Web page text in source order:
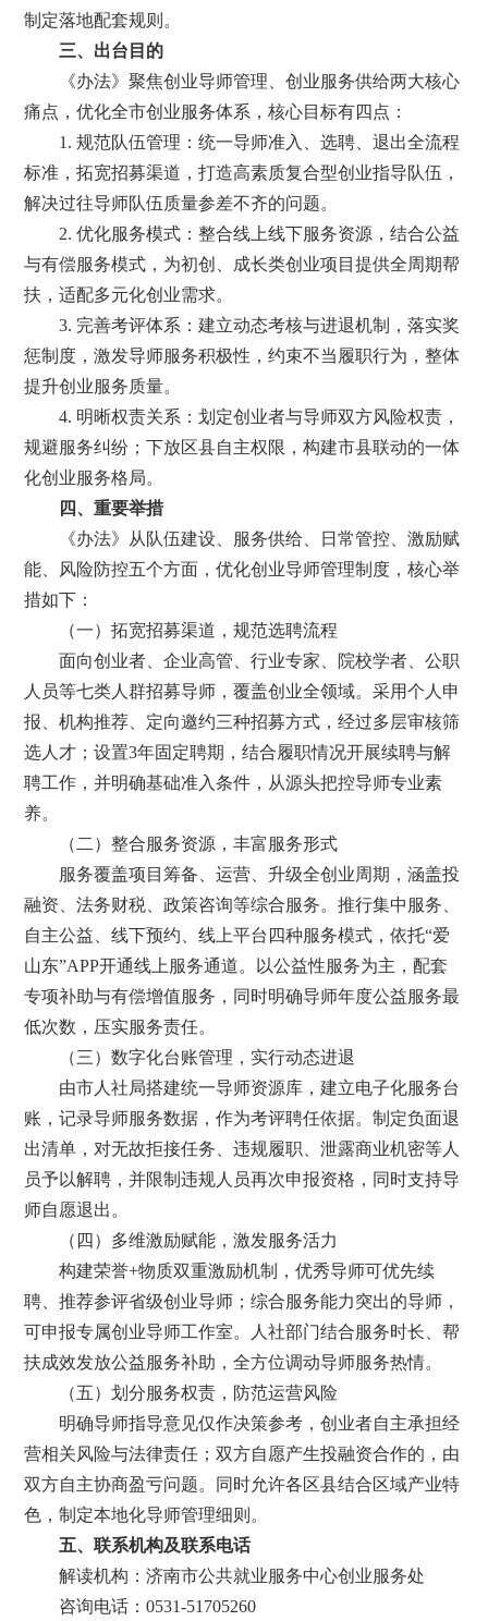
制定落地配套规则。
三、出台目的
《办法》聚焦创业导师管理、创业服务供给两大核心
痛点，优化全市创业服务体系，核心目标有四点：
1. 规范队伍管理：统一导师准入、选聘、退出全流程
标准，拓宽招募渠道，打造高素质复合型创业指导队伍，
解决过往导师队伍质量参差不齐的问题。
2. 优化服务模式：整合线上线下服务资源，结合公益
与有偿服务模式，为初创、成长类创业项目提供全周期帮
扶，适配多元化创业需求。
3. 完善考评体系：建立动态考核与进退机制，落实奖
惩制度，激发导师服务积极性，约束不当履职行为，整体
提升创业服务质量。
4. 明晰权责关系：划定创业者与导师双方风险权责，
规避服务纠纷；下放区县自主权限，构建市县联动的一体
化创业服务格局。
四、重要举措
《办法》从队伍建设、服务供给、日常管控、激励赋
能、风险防控五个方面，优化创业导师管理制度，核心举
措如下：
（一）拓宽招募渠道，规范选聘流程
面向创业者、企业高管、行业专家、院校学者、公职
人员等七类人群招募导师，覆盖创业全领域。采用个人申
报、机构推荐、定向邀约三种招募方式，经过多层审核筛
选人才；设置3年固定聘期，结合履职情况开展续聘与解
聘工作，并明确基础准入条件，从源头把控导师专业素
养。
（二）整合服务资源，丰富服务形式
服务覆盖项目筹备、运营、升级全创业周期，涵盖投
融资、法务财税、政策咨询等综合服务。推行集中服务、
自主公益、线下预约、线上平台四种服务模式，依托“爱
山东”APP开通线上服务通道。以公益性服务为主，配套
专项补助与有偿增值服务，同时明确导师年度公益服务最
低次数，压实服务责任。
（三）数字化台账管理，实行动态进退
由市人社局搭建统一导师资源库，建立电子化服务台
账，记录导师服务数据，作为考评聘任依据。制定负面退
出清单，对无故拒接任务、违规履职、泄露商业机密等人
员予以解聘，并限制违规人员再次申报资格，同时支持导
师自愿退出。
（四）多维激励赋能，激发服务活力
构建荣誉+物质双重激励机制，优秀导师可优先续
聘、推荐参评省级创业导师；综合服务能力突出的导师，
可申报专属创业导师工作室。人社部门结合服务时长、帮
扶成效发放公益服务补助，全方位调动导师服务热情。
（五）划分服务权责，防范运营风险
明确导师指导意见仅作决策参考，创业者自主承担经
营相关风险与法律责任；双方自愿产生投融资合作的，由
双方自主协商盈亏问题。同时允许各区县结合区域产业特
色，制定本地化导师管理细则。
五、联系机构及联系电话
解读机构：济南市公共就业服务中心创业服务处
咨询电话：0531-51705260